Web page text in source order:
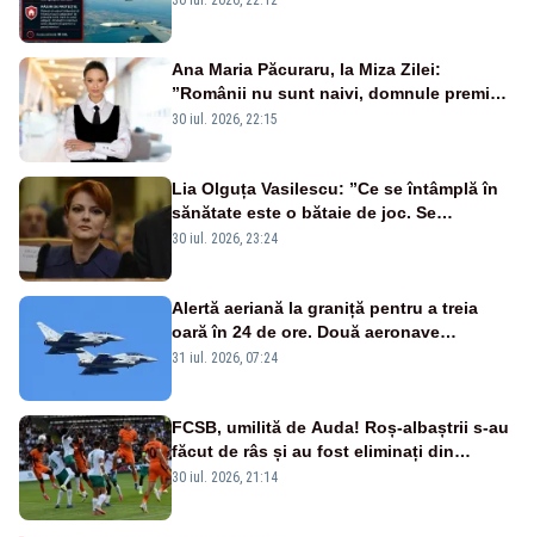
Ana Maria Păcuraru, la Miza Zilei:
”Românii nu sunt naivi, domnule premier
Bolojan”
30 iul. 2026, 22:15
Lia Olguța Vasilescu: ”Ce se întâmplă în
sănătate este o bătaie de joc. Se
guvernează extraordinar de prost”
30 iul. 2026, 23:24
Alertă aeriană la graniță pentru a treia
oară în 24 de ore. Două aeronave
Eurofighter britanice au fost ridicate de la
31 iul. 2026, 07:24
FCSB, umilită de Auda! Roș-albaștrii s-au
făcut de râs și au fost eliminați din
Conference League
30 iul. 2026, 21:14